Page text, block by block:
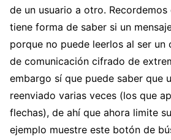
de un usuario a otro. Recordemos
tiene forma de saber si un
porque no puede leerlos al ser un
de comunicación cifrado de
embargo sí que puede saber que
reenviado varias veces (los que
flechas), de ahí que ahora limite
ejemplo muestre este botón de